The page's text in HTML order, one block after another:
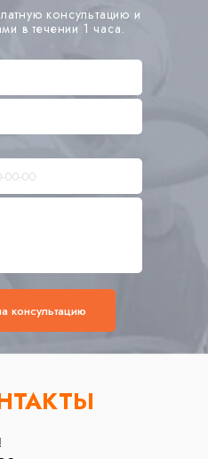
консультацию и
в течении 1 часа.
консультацию